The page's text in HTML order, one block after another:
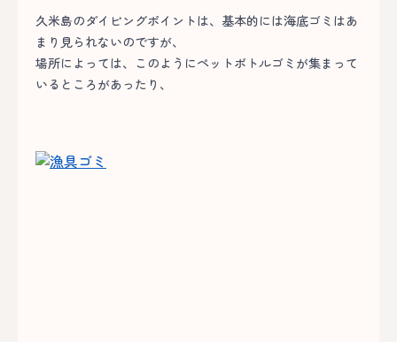
久米島のダイビングポイントは、基本的には海底ゴミはあ
まり見られないのですが、
場所によっては、このようにペットボトルゴミが集まって
いるところがあったり、